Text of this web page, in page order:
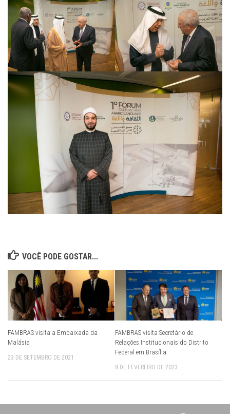
VOCÊ PODE GOSTAR...
FAMBRAS visita a Embaixada da
Malásia
23 DE SETEMBRO DE 2021
FAMBRAS visita Secretário de
Relações Institucionais do Distrito
Federal em Brasília
8 DE FEVEREIRO DE 2023